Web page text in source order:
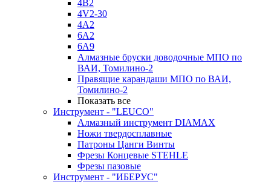
4B2
4V2-30
4А2
6A2
6A9
Алмазные бруски доводочные МПО по
ВАИ, Томилино-2
Правящие карандаши МПО по ВАИ,
Томилино-2
Показать все
Инструмент - "LEUCO"
Алмазный инструмент DIAMAX
Ножи твердосплавные
Патроны Цанги Винты
Фрезы Концевые STEHLE
Фрезы пазовые
Инструмент - "ИБЕРУС"